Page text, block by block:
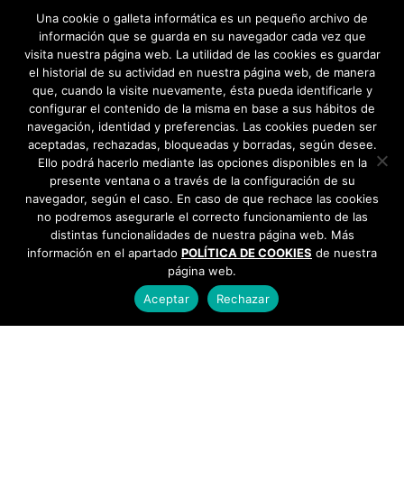
Programación otoño-invierno 2011 →
Una cookie o galleta informática es un pequeño archivo de
información que se guarda en su navegador cada vez que
visita nuestra página web. La utilidad de las cookies es guardar
el historial de su actividad en nuestra página web, de manera
que, cuando la visite nuevamente, ésta pueda identificarle y
configurar el contenido de la misma en base a sus hábitos de
navegación, identidad y preferencias. Las cookies pueden ser
aceptadas, rechazadas, bloqueadas y borradas, según desee.
Ello podrá hacerlo mediante las opciones disponibles en la
presente ventana o a través de la configuración de su
navegador, según el caso. En caso de que rechace las cookies
no podremos asegurarle el correcto funcionamiento de las
distintas funcionalidades de nuestra página web. Más
información en el apartado POLÍTICA DE COOKIES de nuestra
página web.
Aceptar
Rechazar